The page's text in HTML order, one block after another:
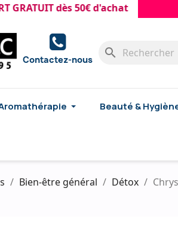
dès 50€ d'achat
Contactez-nous search
Beauté &
Bien-être général Détox